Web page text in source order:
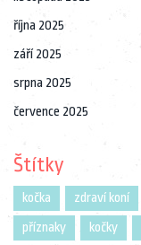
října 2025
září 2025
srpna 2025
července 2025
Štítky
kočka zdraví koní
příznaky
kočky